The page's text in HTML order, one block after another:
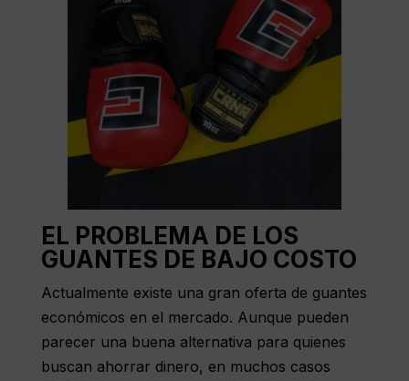
EL PROBLEMA DE LOS
GUANTES DE BAJO COSTO
Actualmente existe una gran oferta de guantes
económicos en el mercado. Aunque pueden
parecer una buena alternativa para quienes
buscan ahorrar dinero, en muchos casos